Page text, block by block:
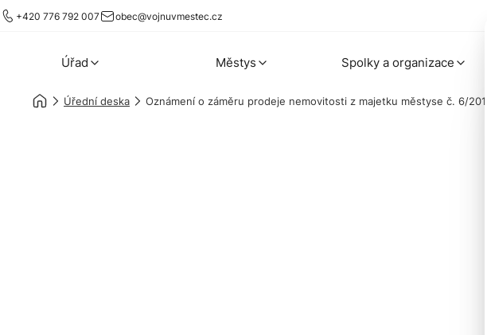
+420 776 792 007 obec@vojnuvmestec.cz
Úřad Městys Spolky a organizace
Úřední deska Oznámení o záměru prodeje nemovitosti z majetku městyse č. 6/2016